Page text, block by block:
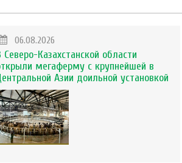
06.08.2026
Северо-Казахстанской области
мегаферму с крупнейшей в
Азии доильной установкой